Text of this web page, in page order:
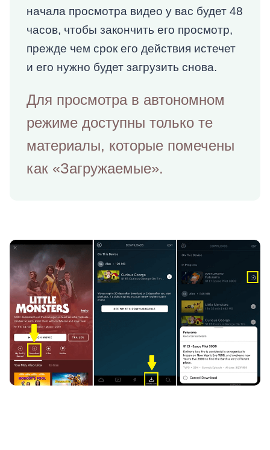
начала просмотра видео у вас будет 48
часов, чтобы закончить его просмотр,
прежде чем срок его действия истечет
и его нужно будет загрузить снова.
Для просмотра в автономном
режиме доступны только те
материалы, которые помечены
как «Загружаемые».